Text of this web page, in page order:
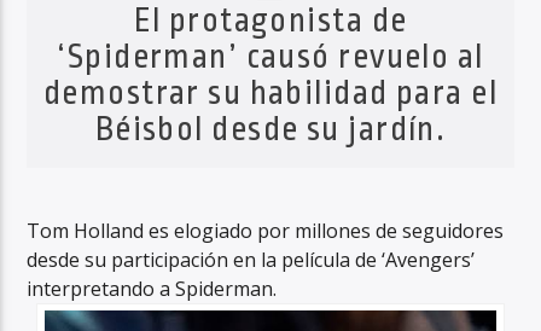
El protagonista de
‘Spiderman’ causó revuelo al
demostrar su habilidad para el
Béisbol desde su jardín.
Tom Holland es elogiado por millones de seguidores
desde su participación en la película de ‘Avengers’
interpretando a Spiderman.